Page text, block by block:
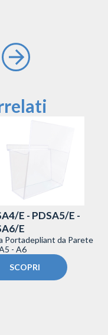
E - PDSA5/E -
E
Portadepliant da Parete
- A6
SCOPRI